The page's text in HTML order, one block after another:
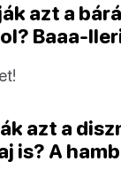
azt a
Baaa-
azt a
is? A